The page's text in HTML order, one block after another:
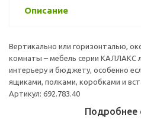
Описание
Вертикально или горизонталью,
комнаты – мебель серии КАЛЛАКС
интерьеру и бюджету, особенно
ящиками, полками, коробками и
Артикул: 692.783.40
Подробнее